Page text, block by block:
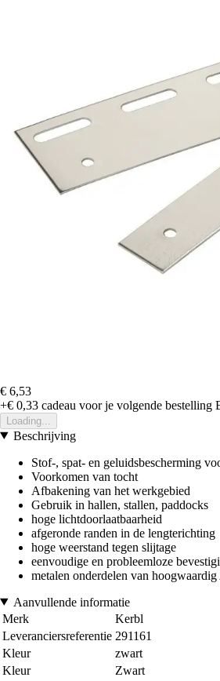
€ 6,53
+€ 0,33 cadeau voor je volgende bestelling
Loading...
Beschrijving
Stof-, spat- en geluidsbescherming
Voorkomen van tocht
Afbakening van het werkgebied
Gebruik in hallen, stallen, paddocks
hoge lichtdoorlaatbaarheid
afgeronde randen in de lengterichting
hoge weerstand tegen slijtage
eenvoudige en probleemloze
metalen onderdelen van
Aanvullende informatie
Merk
Kerbl
Leveranciersreferentie 291161
Kleur
zwart
Kleur
Zwart